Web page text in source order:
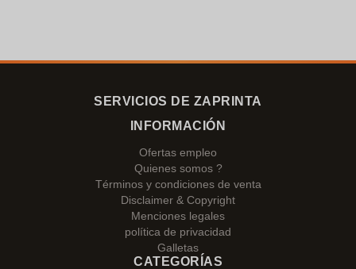
SERVICIOS DE ZAPRINTA
INFORMACIÓN
Ofertas empleo
Quienes somos ?
Términos y condiciones de venta
Disclaimer & Copyright
Menciones legales
política de privacidad
Galletas
CATEGORÍAS